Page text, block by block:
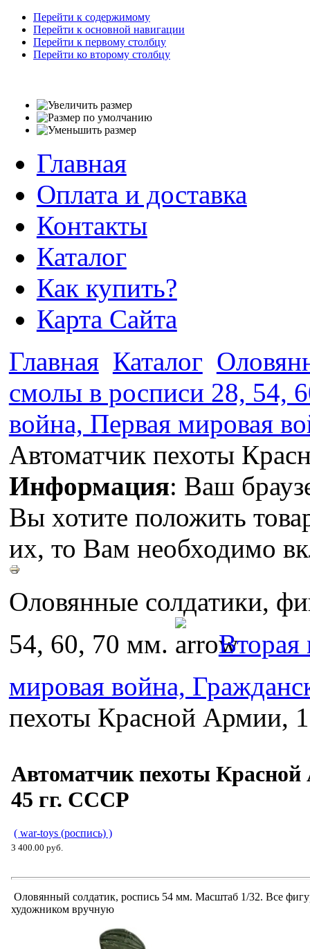
Перейти к содержимому
Перейти к основной навигации
Перейти к первому столбцу
Перейти ко второму столбцу
Главная
Оплата и доставка
Контакты
Каталог
Как купить?
Карта Сайта
Главная Каталог
смолы в росписи 28, 54,
война, Первая мировая
Автоматчик пехоты
Информация: Ваш
Вы хотите положить
их, то Вам необходимо
Оловянные солдатики,
54, 60, 70 мм.
Вторая
мировая война,
пехоты Красной Армии,
Автоматчик пехоты
45 гг. СССР
( war-toys (роспись) )
3 400.00 руб.
Оловянный солдатик, роспись 54 мм. Масштаб 1/32. Все
художником вручную